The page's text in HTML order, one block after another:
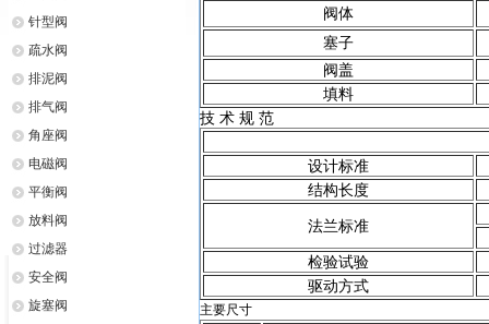
针型阀
疏水阀
排泥阀
排气阀
角座阀
电磁阀
平衡阀
放料阀
过滤器
安全阀
旋塞阀
阀体
塞子
阀盖
填料
技 术 规 范
设计标准
结构长度
法兰标准
检验试验
驱动方式
主要尺寸